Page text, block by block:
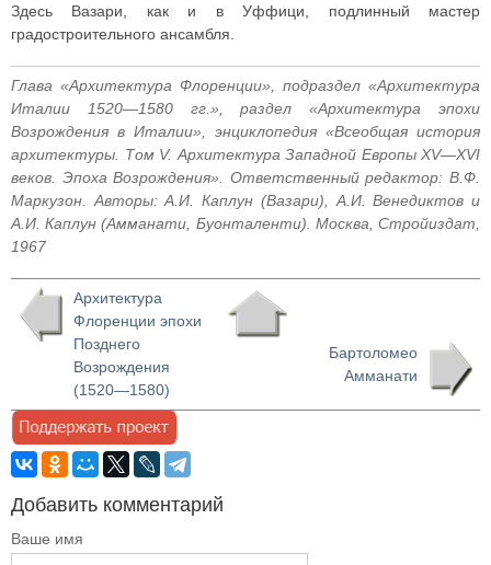
Здесь Вазари, как и в Уффици, подлинный мастер
градостроительного ансамбля.
Глава «Архитектура Флоренции», подраздел «Архитектура
Италии 1520—1580 гг.», раздел «Архитектура эпохи
Возрождения в Италии», энциклопедия «Всеобщая история
архитектуры. Том V. Архитектура Западной Европы XV—XVI
веков. Эпоха Возрождения». Ответственный редактор: В.Ф.
Маркузон. Авторы: А.И. Каплун (Вазари), А.И. Венедиктов и
А.И. Каплун (Амманати, Буонталенти). Москва, Стройиздат,
1967
Архитектура
Флоренции эпохи
Позднего
Возрождения
(1520—1580)
Бартоломео
Амманати
Добавить комментарий
Ваше имя